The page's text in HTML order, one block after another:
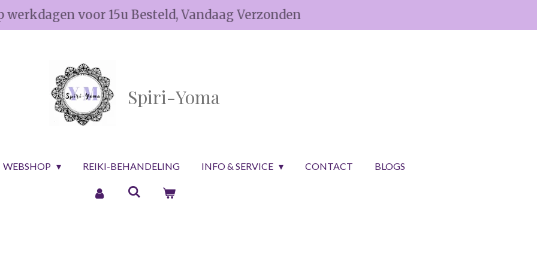
werkdagen voor 15u Besteld, Vandaag Verzonden
Spiri-Yoma
WEBSHOP REIKI-BEHANDELING INFO & SERVICE CONTACT BLOGS